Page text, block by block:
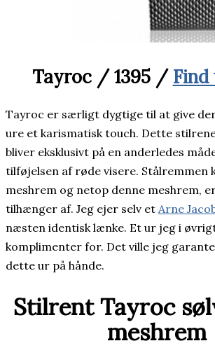
Tayroc / 1395 /
Tayroc er særligt dygtige til at give
ure et karismatisk touch. Dette
bliver eksklusivt på en anderledes
tilføjelsen af røde visere. Stålremmen
meshrem og netop denne meshrem,
tilhænger af. Jeg ejer selv et Arne
næsten identisk lænke. Et ur jeg i
komplimenter for. Det ville jeg
dette ur på hånde.
Stilrent Tayroc
meshrem